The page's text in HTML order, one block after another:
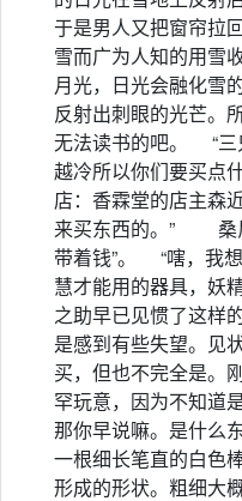
于是男人又把窗帘
雪而广为人知的用雪
月光，日光会融化雪
反射出刺眼的光芒。
无法读书的吧。 “三
越冷所以你们要买
店：香霖堂的店主森
来买东西的。” 桑
带着钱”。 “嗐，我
慧才能用的器具，
之助早已见惯了这样
是感到有些失望。见
买，但也不完全是。
罕玩意，因为不知道
那你早说嘛。是什
一根细长笔直的白色
形成的形状。粗细大